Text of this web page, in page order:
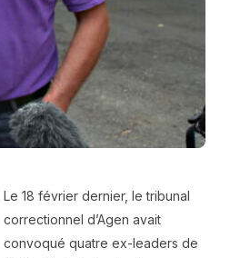
Le 18 février dernier, le tribunal
correctionnel d’Agen avait
convoqué quatre ex-leaders de